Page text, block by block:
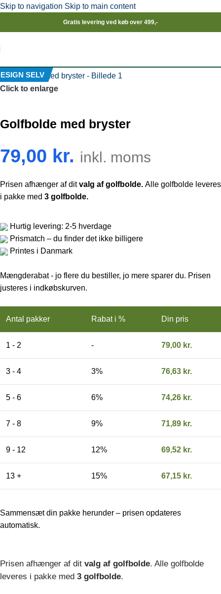
Skip to navigation Skip to main content
Gratis levering ved køb over 499,-
SELV
Click to enlarge
Golfbolde med bryster
79,00 kr. inkl. moms
Prisen afhænger af ditvalg af golfbolde. Alle golfbolde leveres
i pakke med 3 golfbolde.
Hurtig levering: 2-5 hverdage
Prismatch – du finder det ikke billigere
Printes i Danmark
Mængderabat - jo flere du bestiller, jo mere sparer du. Prisen
justeres i indkøbskurven.
Antal pakker Rabat i % Din pris
1 - 2 - 79,00 kr.
3 - 4 3% 76,63 kr.
5 - 6 6% 74,26 kr.
7 - 8 9% 71,89 kr.
9 - 12 12% 69,52 kr.
13 + 15% 67,15 kr.
Sammensæt din pakke herunder – prisen opdateres
automatisk.
Prisen afhænger af dit valg af golfbolde. Alle golfbolde
leveres i pakke med 3 golfbolde.